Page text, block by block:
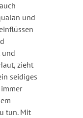
und
und
zieht
seidiges
tun. Mit